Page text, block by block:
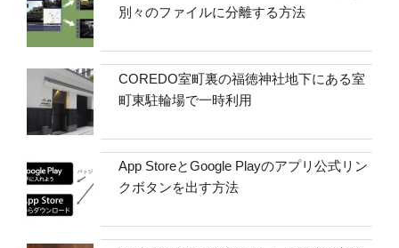
別々のファイルに分離する方法
COREDO室町裏の福徳神社地下にある室
町東駐輪場で一時利用
App StoreとGoogle Playのアプリ公式リン
クボタンを出す方法